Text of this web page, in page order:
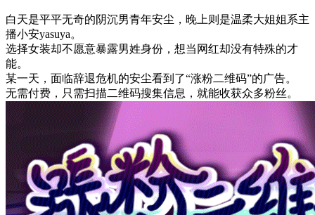
白天是平平无奇的阴沉男青年安尘，晚上则是温柔大姐姐系主
播小安yasuya。
选择女装却不愿意暴露男姓身份，想当网红却没有特殊的才
能。
某一天，面临辞退危机的安尘看到了“涨粉二维码”的广告。
无需付费，只需扫描二维码搜集信息，就能收获众多粉丝。